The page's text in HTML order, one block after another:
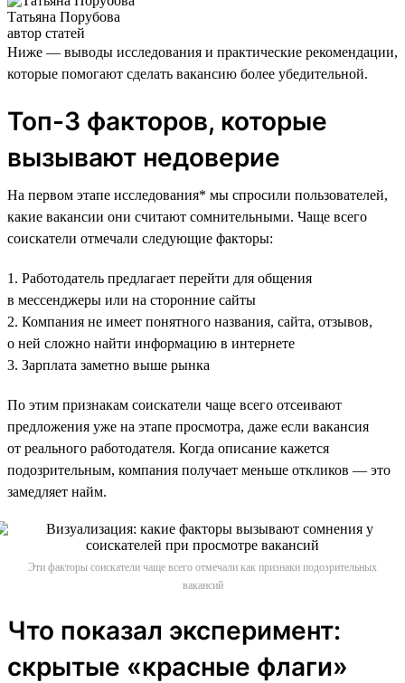
Татьяна Порубова
автор статей
Ниже — выводы исследования и практические рекомендации,
которые помогают сделать вакансию более убедительной.
Топ-3 факторов, которые
вызывают недоверие
На первом этапе исследования* мы спросили пользователей,
какие вакансии они считают сомнительными. Чаще всего
соискатели отмечали следующие факторы:
1. Работодатель предлагает перейти для общения
в мессенджеры или на сторонние сайты
2. Компания не имеет понятного названия, сайта, отзывов,
о ней сложно найти информацию в интернете
3. Зарплата заметно выше рынка
По этим признакам соискатели чаще всего отсеивают
предложения уже на этапе просмотра, даже если вакансия
от реального работодателя. Когда описание кажется
подозрительным, компания получает меньше откликов — это
замедляет найм.
Эти факторы соискатели чаще всего отмечали как признаки подозрительных
вакансий
Что показал эксперимент:
скрытые «красные флаги»